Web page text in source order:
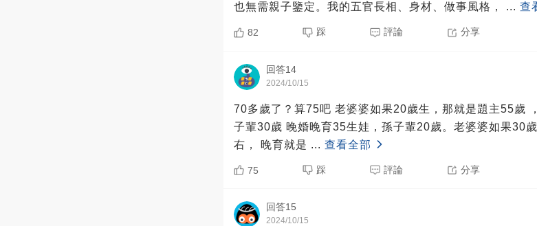
也無需親子鑒定。我的五官長相、身材、做事風格， ... 查
82 踩 評論 分享
回答14
2024/10/15
70多歲了？算75吧 老婆婆如果20歲生，那就是題主55歲
子輩30歲 晚婚晚育35生娃，孫子輩20歲。老婆婆如果30
右， 晚育就是 ... 查看全部
75 踩 評論 分享
回答15
2024/10/15